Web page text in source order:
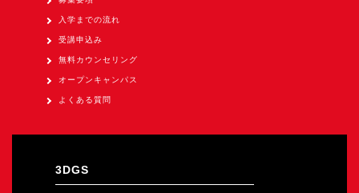
Tsumiki Community Day 2026
（5/27～28 秋葉原UDX）に出展。
《求人》
入学までの流れ
受講申込み
無料カウンセリング
オープンキャンパス
よくある質問
3DGS